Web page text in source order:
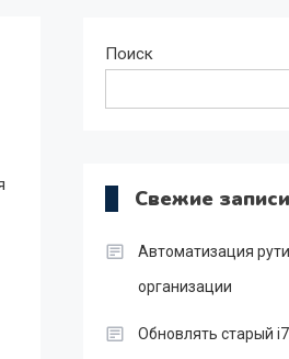
Поиск
Свежие записи
Автоматизация
организации
Обновлять старый